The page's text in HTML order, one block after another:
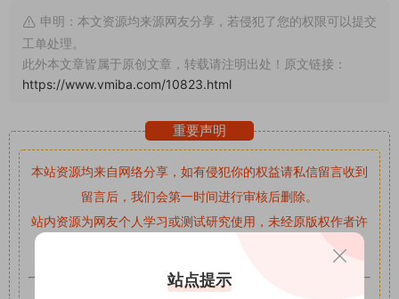
申明：本文资源均来源网友分享，若侵犯了您的权限可以提交
工单处理。
此外本文章皆属于原创文章，转载请注明出处！原文链接：
https://www.vmiba.com/10823.html
重要声明
本站资源均来自网络分享，如有侵犯你的权益请私信留言收到
留言后，我们会第一时间进行审核后删除。
站内资源为网友个人学习或测试研究使用，未经原版权作者许
可,禁止用于任何商业途径！请在下载24小时内删除！
如果遇到付费才可获取的素材，建议升级
站点提示